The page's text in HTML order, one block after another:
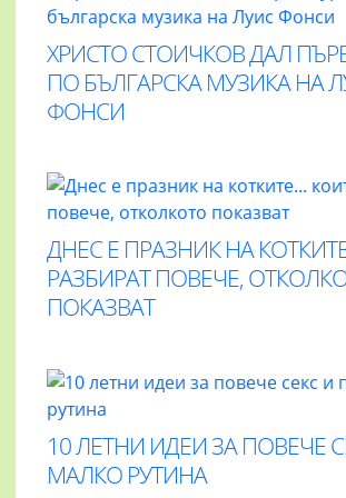
ХРИСТО СТОИЧКОВ ДАЛ
ПО БЪЛГАРСКА МУЗИКА НА
ФОНСИ
ДНЕС Е ПРАЗНИК НА
РАЗБИРАТ ПОВЕЧЕ,
ПОКАЗВАТ
10 ЛЕТНИ ИДЕИ ЗА ПОВЕЧЕ
МАЛКО РУТИНА